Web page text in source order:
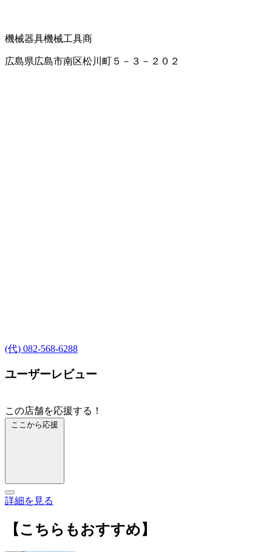
機械器具機械工具商
広島県広島市南区松川町５－３－２０２
(代) 082-568-6288
ユーザーレビュー
この店舗を応援する！
ここから応援
詳細を見る
【こちらもおすすめ】